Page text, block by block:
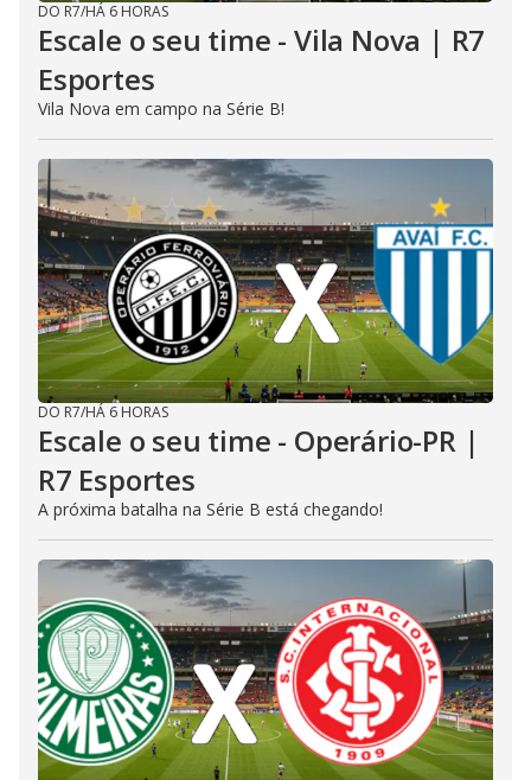
DO R7/HÁ 6 HORAS
Escale o seu time - Vila Nova | R7
Esportes
Vila Nova em campo na Série B!
DO R7/HÁ 6 HORAS
Escale o seu time - Operário-PR |
R7 Esportes
A próxima batalha na Série B está chegando!